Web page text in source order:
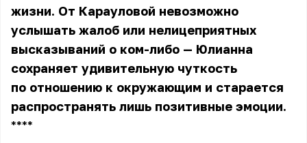
жизни. От Карауловой невозможно
услышать жалоб или нелицеприятных
высказываний о ком-либо — Юлианна
сохраняет удивительную чуткость
по отношению к окружающим и старается
распространять лишь позитивные эмоции.
** **